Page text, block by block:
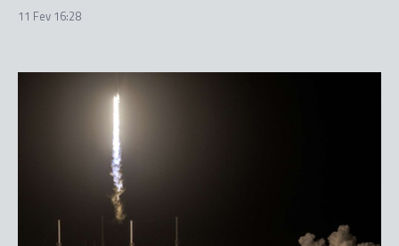
11 Fev 16:28